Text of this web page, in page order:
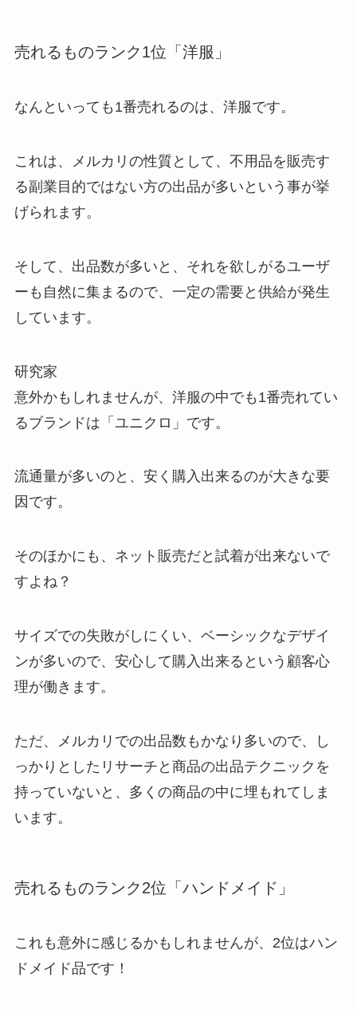
売れるものランク1位「洋服」
なんといっても1番売れるのは、洋服です。
これは、メルカリの性質として、 不用品を販売す
る副業目的ではない方の出品が多い という事が挙
げられます。
そして、出品数が多いと、それを欲しがるユーザ
ーも自然に集まるので、一定の需要と供給が発生
しています。
研究家
意外かもしれませんが、洋服の中でも1番売れてい
るブランドは「ユニクロ」です。
流通量が多いのと、安く購入出来るのが大きな要
因です。
そのほかにも、ネット販売だと試着が出来ないで
すよね？
サイズでの失敗がしにくい、ベーシックなデザイ
ンが多いので、安心して購入出来るという顧客心
理が働きます。
ただ、メルカリでの出品数もかなり多いので、し
っかりとしたリサーチと商品の出品テクニックを
持っていないと、多くの商品の中に埋もれてしま
います。
売れるものランク2位「ハンドメイド」
これも意外に感じるかもしれませんが、2位はハン
ドメイド品です！